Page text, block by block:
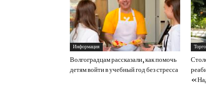
Информация
Волгоградцам рассказали, как помочь
детям войти в учебный год без стресса